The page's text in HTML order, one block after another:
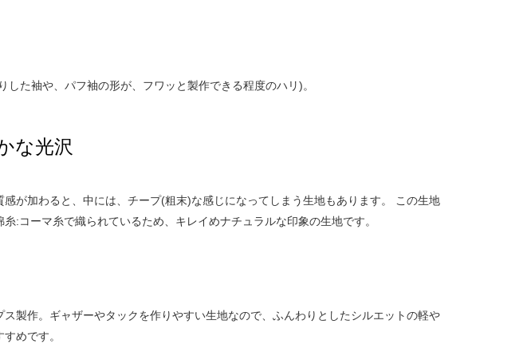
た袖や、パフ袖の形が、フワッと製作できる程度のハリ)。
な光沢
が加わると、中には、チープ(粗末)な感じになってしまう生地もあります。 この生地
:コーマ糸で織られているため、キレイめナチュラルな印象の生地です。
製作。ギャザーやタックを作りやすい生地なので、ふんわりとしたシルエットの軽や
めです。